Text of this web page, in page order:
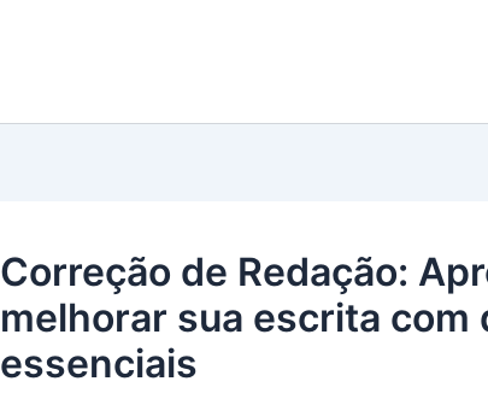
Correção de Redação:
melhorar sua escrita com
essenciais